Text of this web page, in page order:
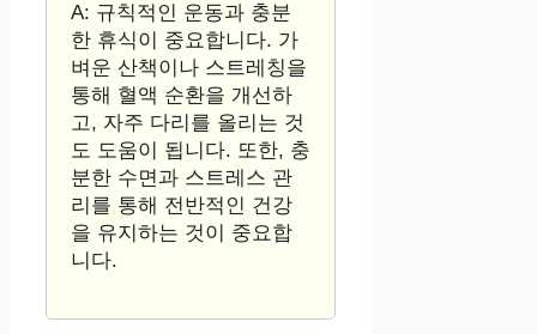
A: 규칙적인 운동과 충분
한 휴식이 중요합니다. 가
벼운 산책이나 스트레칭을
통해 혈액 순환을 개선하
고, 자주 다리를 올리는 것
도 도움이 됩니다. 또한, 충
분한 수면과 스트레스 관
리를 통해 전반적인 건강
을 유지하는 것이 중요합
니다.